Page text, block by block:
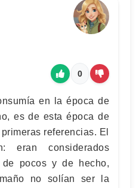
0
en la época de
es de esta época de
referencias. El
eran considerados
pocos y de hecho,
no solían ser la